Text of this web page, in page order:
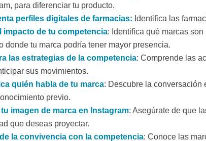
para diferenciar tu producto.
perfiles digitales de farmacias: Identifica las
impacto de tu competencia: Identifica qué marcas
donde tu marca podría tener mayor presencia.
las estrategias de la competencia: Comprende las
sus movimientos.
quién habla de tu marca: Descubre la conversación
previo.
imagen de marca en Instagram: Asegúrate de que
que deseas proyectar.
la convivencia con la competencia: Conoce las